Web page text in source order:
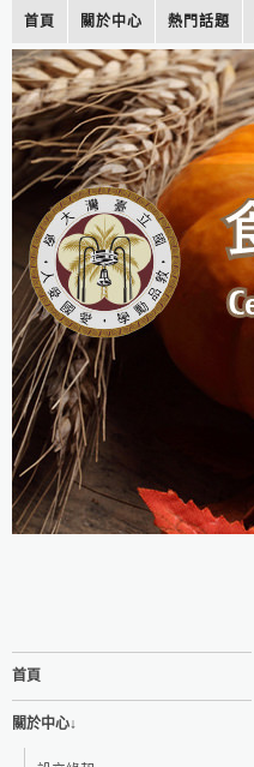
首頁 關於中心 熱門話題
首頁
關於中心↓